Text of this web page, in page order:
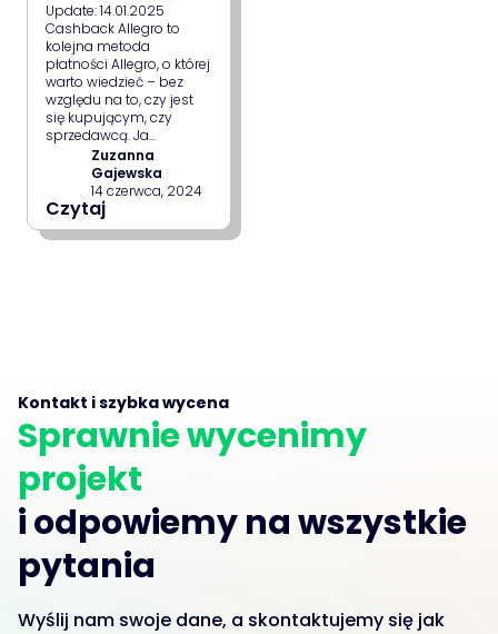
Update: 14.01.2025
Cashback Allegro to
kolejna metoda
płatności Allegro, o której
warto wiedzieć – bez
względu na to, czy jest
się kupującym, czy
sprzedawcą. Ja...
Zuzanna
Gajewska
14 czerwca, 2024
Czytaj
Kontakt i szybka wycena
Sprawnie wycenimy
projekt
i odpowiemy na wszystkie
pytania
Wyślij nam swoje dane, a skontaktujemy się jak